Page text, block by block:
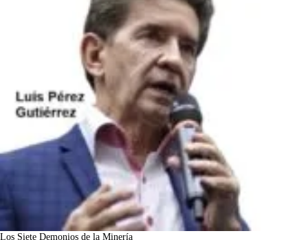
Los Siete Demonios de la Minería